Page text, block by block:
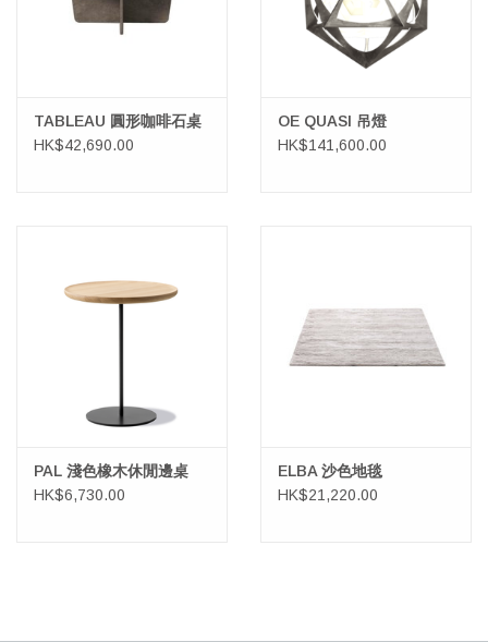
TABLEAU 圓形咖啡石桌
HK$42,690.00
OE QUASI 吊燈
HK$141,600.00
PAL 淺色橡木休閒邊桌
HK$6,730.00
ELBA 沙色地毯
HK$21,220.00